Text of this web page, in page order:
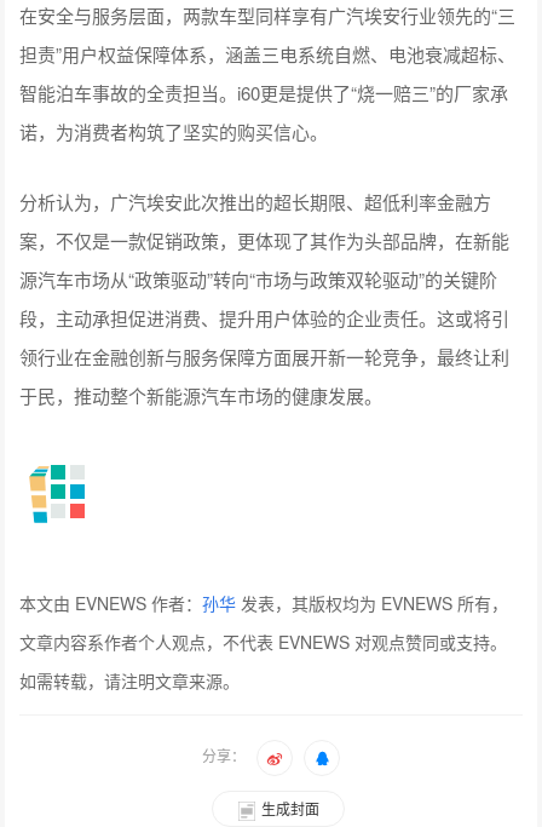
在安全与服务层面，两款车型同样享有广汽埃安行业领先的“三
担责”用户权益保障体系，涵盖三电系统自燃、电池衰减超标、
智能泊车事故的全责担当。i60更是提供了“烧一赔三”的厂家承
诺，为消费者构筑了坚实的购买信心。
分析认为，广汽埃安此次推出的超长期限、超低利率金融方
案，不仅是一款促销政策，更体现了其作为头部品牌，在新能
源汽车市场从“政策驱动”转向“市场与政策双轮驱动”的关键阶
段，主动承担促进消费、提升用户体验的企业责任。这或将引
领行业在金融创新与服务保障方面展开新一轮竞争，最终让利
于民，推动整个新能源汽车市场的健康发展。
本文由 EVNEWS 作者：孙华 发表，其版权均为 EVNEWS 所有，
文章内容系作者个人观点，不代表 EVNEWS 对观点赞同或支持。
如需转载，请注明文章来源。
分享：
生成封面